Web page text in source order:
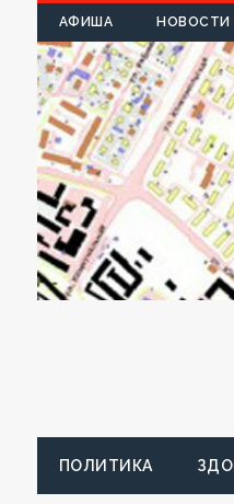
АФИША НОВОСТИ
ПОЛИТИКА